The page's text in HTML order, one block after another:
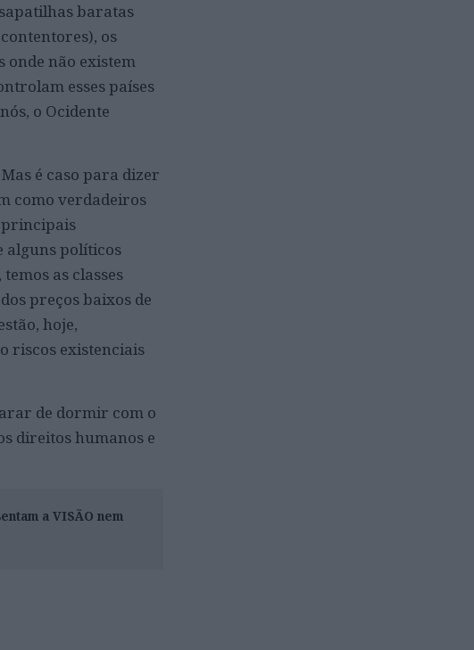
baratas
os
onde não existem
esses países
o Ocidente
é caso para dizer
como verdadeiros
principais
alguns políticos
as classes
preços baixos de
hoje,
riscos existenciais
de dormir com o
direitos humanos e
a VISÃO nem